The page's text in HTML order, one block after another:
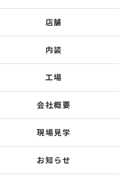
店舗
内装
工場
会社概要
現場見学
お知らせ